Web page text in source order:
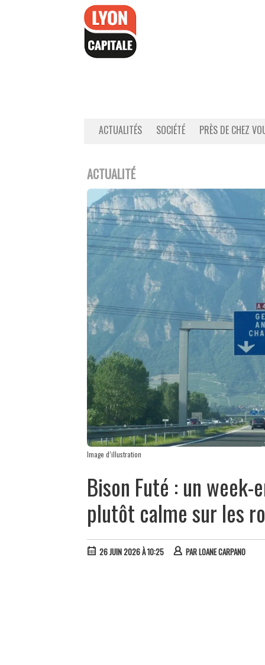
ACTUALITÉS SOCIÉTÉ PRÈS DE CHEZ
ACTUALITÉ
Image d’illustration
Bison Futé : un
plutôt calme sur les
26 JUIN 2026 À 10:25 PARLOANE CARPANO